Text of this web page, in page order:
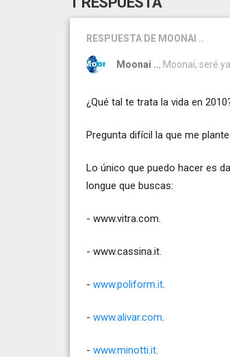
RESPUESTA DE MOONAI ..
Moonai .., Moonai, seré
¿Qué tal te trata la vida en
Pregunta difícil la que me
Lo único que puedo hacer es
longue que buscas:
- www.vitra.com.
- www.cassina.it.
- www.poliform.it.
- www.alivar.com.
- www.minotti.it.